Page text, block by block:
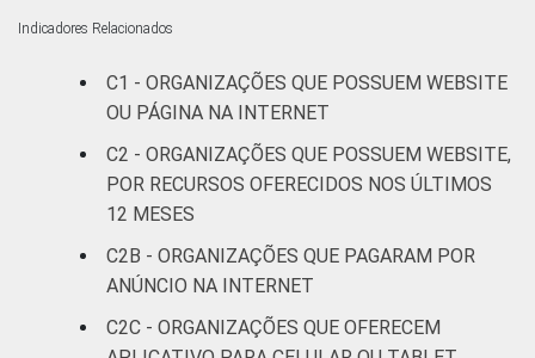
recreação
pesquisa
38 62
e defesa de
direitos
32 65
Religião 32
Indicadores Relacionados
C1 - ORGANIZAÇÕES QUE POSSUEM WEBSITE
OU PÁGINA NA INTERNET
C2 - ORGANIZAÇÕES QUE POSSUEM WEBSITE,
POR RECURSOS OFERECIDOS NOS ÚLTIMOS
12 MESES
C2B - ORGANIZAÇÕES QUE PAGARAM POR
ANÚNCIO NA INTERNET
C2C - ORGANIZAÇÕES QUE OFERECEM